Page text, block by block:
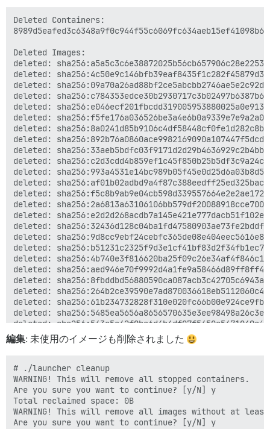
Deleted Containers:
Deleted Images:
deleted:
deleted:
deleted:
deleted:
deleted:
deleted:
deleted:
deleted:
deleted:
deleted:
deleted:
deleted:
deleted:
deleted:
deleted:
deleted:
deleted:
deleted:
deleted:
deleted:
deleted:
deleted:
deleted:
deleted:
deleted:
deleted:
deleted:
deleted:
deleted:
deleted:
deleted:
deleted:
deleted:
編集: 未使用のイメージも削除されました
# ./launcher cleanup
WARNING! This will remove all stopped containers.
Are you sure you want to continue? [y/N] y
Total reclaimed space: 0B
WARNING! This will remove all images without at
Are you sure you want to continue? [y/N] y